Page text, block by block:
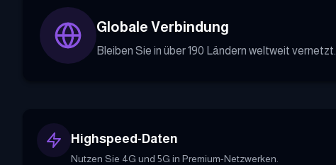
Globale Verbindung
Bleiben Sie in über 190 Ländern weltweit vernetzt.
Highspeed-Daten
Nutzen Sie 4G und 5G in Premium-Netzwerken.